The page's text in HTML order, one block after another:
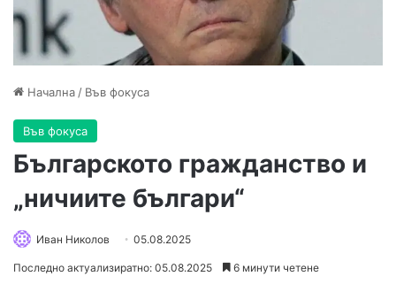
Начална/ Във фокуса
Във фокуса
Българското гражданство и
„ничиите българи“
Иван Николов 05.08.2025
Последно актуализиратно: 05.08.2025 6 минути четене